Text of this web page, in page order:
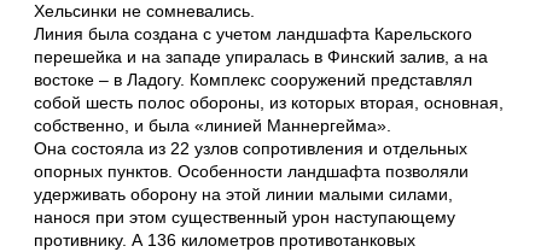
Хельсинки не сомневались.
Линия была создана с учетом ландшафта Карельского
перешейка и на западе упиралась в Финский залив, а на
востоке – в Ладогу. Комплекс сооружений представлял
собой шесть полос обороны, из которых вторая, основная,
собственно, и была «линией Маннергейма».
Она состояла из 22 узлов сопротивления и отдельных
опорных пунктов. Особенности ландшафта позволяли
удерживать оборону на этой линии малыми силами,
нанося при этом существенный урон наступающему
противнику. А 136 километров противотанковых